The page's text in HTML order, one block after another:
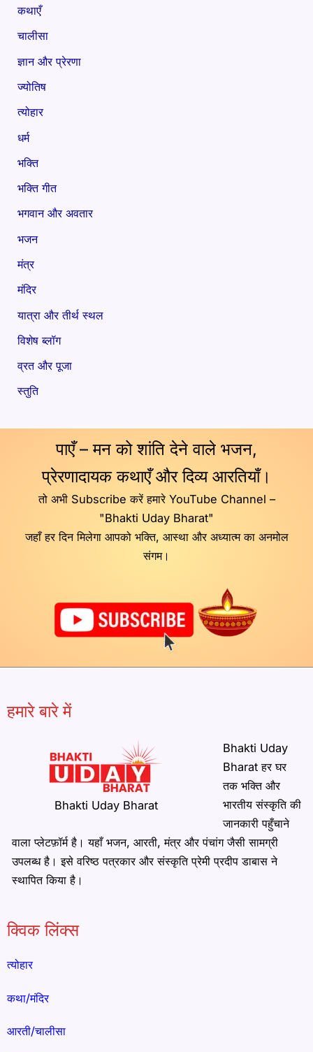
कथाएँ
चालीसा
ज्ञान और प्रेरणा
ज्योतिष
त्योहार
धर्म
भक्ति
भक्ति गीत
भगवान और अवतार
भजन
मंत्र
मंदिर
यात्रा और तीर्थ स्थल
विशेष ब्लॉग
व्रत और पूजा
स्तुति
पाएँ – मन को शांति देने वाले भजन,
प्रेरणादायक कथाएँ और दिव्य आरतियाँ।
तो अभी Subscribe करें हमारे YouTube Channel –
"Bhakti Uday Bharat"
जहाँ हर दिन मिलेगा आपको भक्ति, आस्था और अध्यात्म का अनमोल
संगम।
हमारे बारे में
Bhakti Uday Bharat
Bhakti Uday
Bharat हर घर
तक भक्ति और
भारतीय संस्कृति की
जानकारी पहुँचाने
वाला प्लेटफ़ॉर्म है। यहाँ भजन, आरती, मंत्र और पंचांग जैसी सामग्री
उपलब्ध है। इसे वरिष्ठ पत्रकार और संस्कृति प्रेमी प्रदीप डाबास ने
स्थापित किया है।
क्विक लिंक्स
त्योहार
कथा/मंदिर
आरती/चालीसा